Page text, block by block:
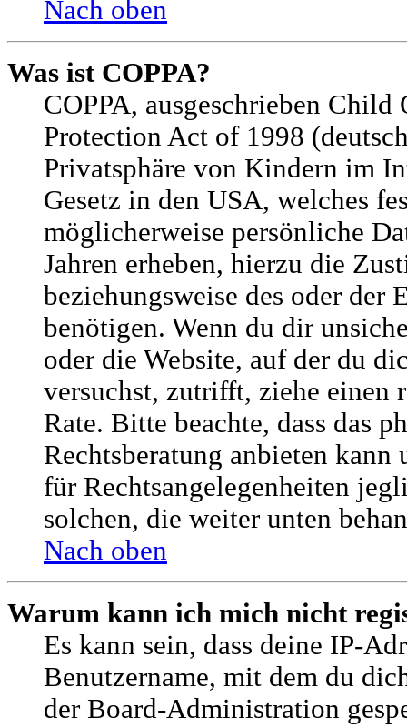
Nach oben
Was ist COPPA?
COPPA, ausgeschrieben
Protection Act of 1998
Privatsphäre von Kindern im
Gesetz in den USA, welches
möglicherweise persönliche
Jahren erheben, hierzu die
beziehungsweise des oder der
benötigen. Wenn du dir
oder die Website, auf der du
versuchst, zutrifft, ziehe einen
Rate. Bitte beachte, dass das
Rechtsberatung anbieten
für Rechtsangelegenheiten
solchen, die weiter unten
Nach oben
Warum kann ich mich nicht
Es kann sein, dass deine IP-
Benutzername, mit dem du
der Board-Administration